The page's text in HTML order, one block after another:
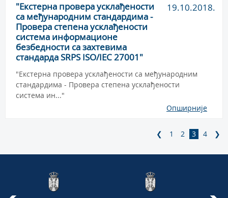
"Екстерна провера усклађености
са међународним стандардима -
Провера степена усклађености
система информационе
безбедности са захтевима
стандарда SRPS ISO/IEC 27001"
19.10.2018.
"Екстерна провера усклађености са међународним
стандардима - Провера степена усклађености
система ин..."
Опширније
❮ 1 2 3 4 ❯